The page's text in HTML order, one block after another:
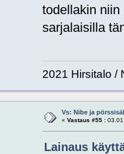
todellakin
sarjalaisilla
2021 Hirsitalo /
Vs: Nibe ja
« Vastaus #55 :
Lainaus